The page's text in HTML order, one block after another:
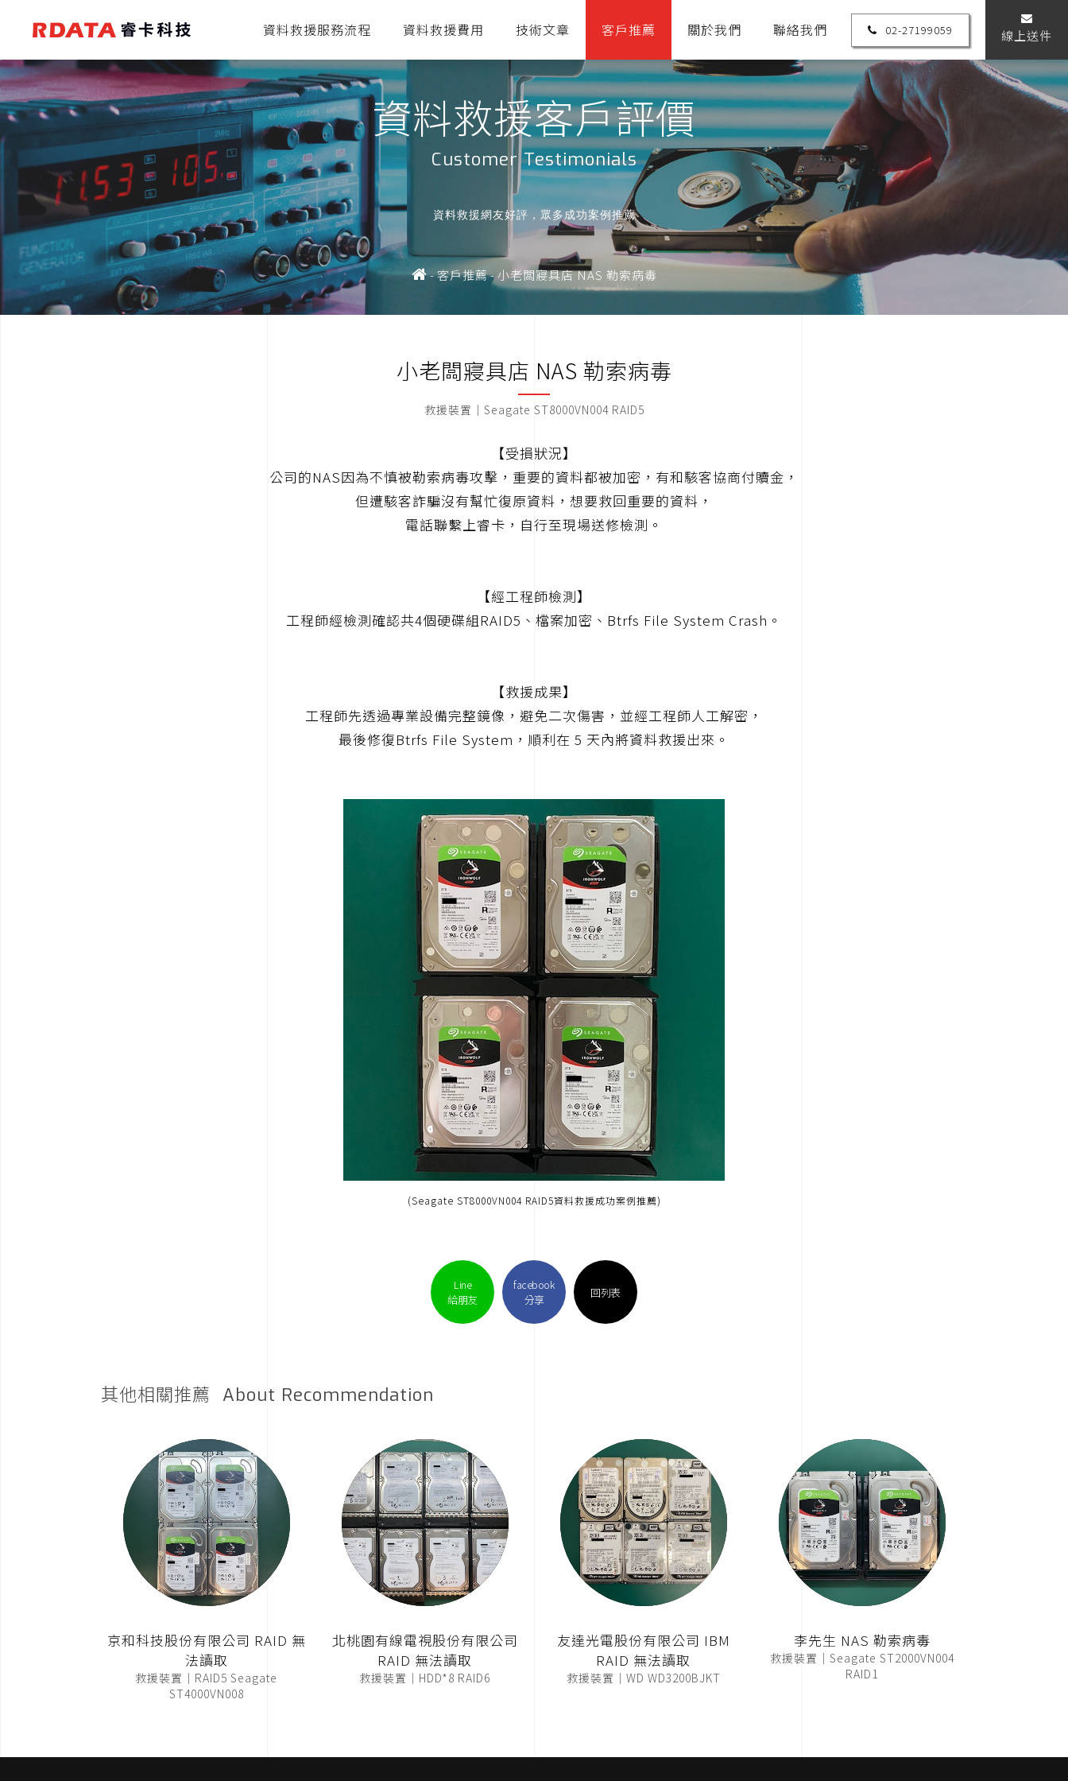
資料救援服務流程 資料救援費用 技術文章 客戶推薦 關於我們 聯絡我們 02-27199059 線上送件
資料救援客戶評價
Customer Testimonials
資料救援網友好評，眾多成功案例推薦
-客戶推薦-小老闆寢具店 NAS 勒索病毒
小老闆寢具店 NAS 勒索病毒
救援裝置｜Seagate ST8000VN004 RAID5
【受損狀況】
公司的NAS因為不慎被勒索病毒攻擊，重要的資料都被加密，有和駭客協商付贖金，
但遭駭客詐騙沒有幫忙復原資料，想要救回重要的資料，
電話聯繫上睿卡，自行至現場送修檢測。
【經工程師檢測】
工程師經檢測確認共4個硬碟組RAID5、檔案加密、Btrfs File System Crash。
【救援成果】
工程師先透過專業設備完整鏡像，避免二次傷害，並經工程師人工解密，
最後修復Btrfs File System，順利在 5 天內將資料救援出來。
(Seagate ST8000VN004 RAID5資料救援成功案例推薦)
Line
給朋友
facebook
分享
回列表
其他相關推薦 About Recommendation
京和科技股份有限公司 RAID 無
法讀取
救援裝置｜RAID5 Seagate
ST4000VN008
北桃園有線電視股份有限公司
RAID 無法讀取
救援裝置｜HDD*8 RAID6
友達光電股份有限公司 IBM
RAID 無法讀取
救援裝置｜WD WD3200BJKT
李先生 NAS 勒索病毒
救援裝置｜Seagate ST2000VN004
RAID1